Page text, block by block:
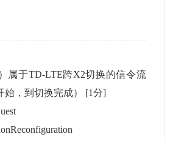
属于TD-LTE跨X2切换的信令流
始，到切换完成） [1分]